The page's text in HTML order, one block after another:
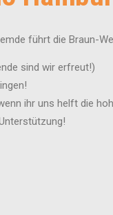
führt die Braun-
sind wir erfreut!)
ihr uns helft die